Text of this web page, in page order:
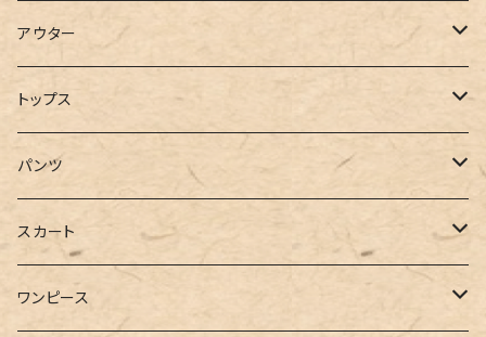
アウター
コート
ジャケット
ブルゾン
ロングシャツ
トップス
Tシャツ
カットソー
半袖
スウェット・パーカー
パンツ
デニム
スキニー
スカート
ロング
ワンピース